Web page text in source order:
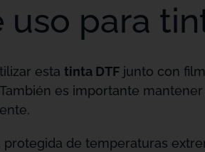
para
esta tinta DTF junto con
es importante
de temperaturas